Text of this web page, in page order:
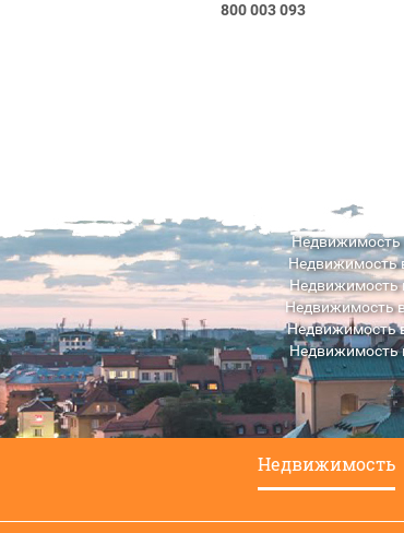
800 003 093
Недвижимость
Недвижимость
Недвижимость
Недвижимость
Недвижимость
Недвижимость
Недвижимость